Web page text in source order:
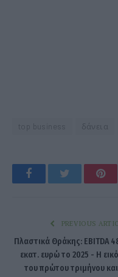
δάνεια
Facebook Twitter
PREVIOUS
Πλαστικά Θράκης: EBITDA
εκατ. ευρώ το 2025 - Η
του πρώτου τριμήνου και